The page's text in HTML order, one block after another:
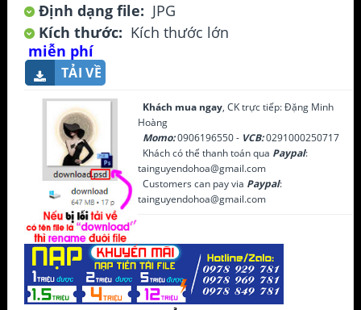
Định dạng file: JPG
Kích thước: Kích thước lớn
miễn phí
TẢI VỀ
Khách mua ngay, CK trực tiếp: Đặng Minh
Hoàng
Momo:0906196550 - VCB:0291000250717
Khách có thể thanh toán qua Paypal:
tainguyendohoa@gmail.com
Customers can pay via Paypal:
tainguyendohoa@gmail.com